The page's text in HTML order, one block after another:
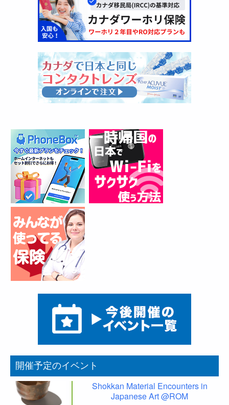
開催予定のイベント
Shokkan Material Encounters in
Japanese Art @ROM